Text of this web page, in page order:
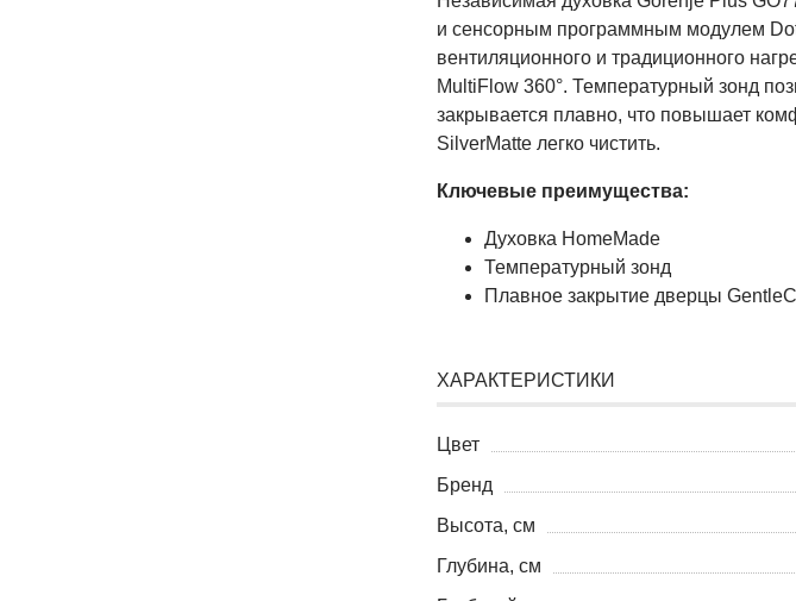
и сенсорным программным модулем
вентиляционного и традиционного
MultiFlow 360°. Температурный зонд
закрывается плавно, что повышает
SilverMatte легко чистить.
Ключевые преимущества:
Духовка HomeMade
Температурный зонд
Плавное закрытие дверцы
ХАРАКТЕРИСТИКИ
Цвет
Бренд
Высота, см
Глубина, см